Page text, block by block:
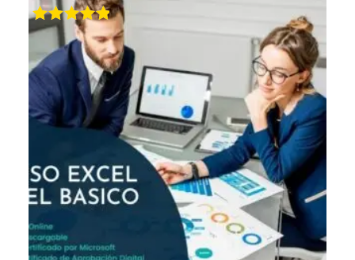
Valorado
con5.00de
5